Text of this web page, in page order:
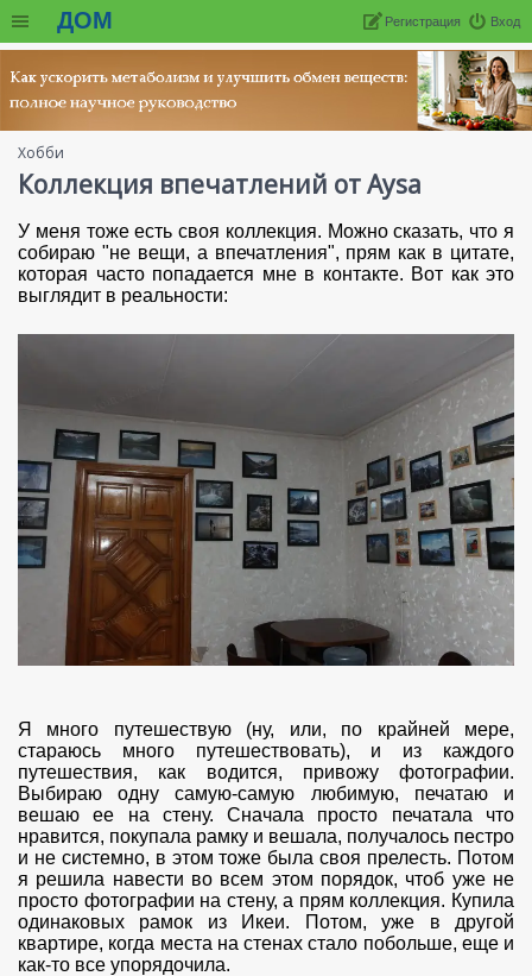
ДОМ Вход
Регистрация
Хобби
Коллекция впечатлений от Aysa
У меня тоже есть своя коллекция. Можно сказать, что я
собираю "не вещи, а впечатления", прям как в цитате,
которая часто попадается мне в контакте. Вот как это
выглядит в реальности:
Я много путешествую (ну, или, по крайней мере,
стараюсь много путешествовать), и из каждого
путешествия, как водится, привожу фотографии.
Выбираю одну самую-самую любимую, печатаю и
вешаю ее на стену. Сначала просто печатала что
нравится, покупала рамку и вешала, получалось пестро
и не системно, в этом тоже была своя прелесть. Потом
я решила навести во всем этом порядок, чтоб уже не
просто фотографии на стену, а прям коллекция. Купила
одинаковых рамок из Икеи. Потом, уже в другой
квартире, когда места на стенах стало побольше, еще и
как-то все упорядочила.